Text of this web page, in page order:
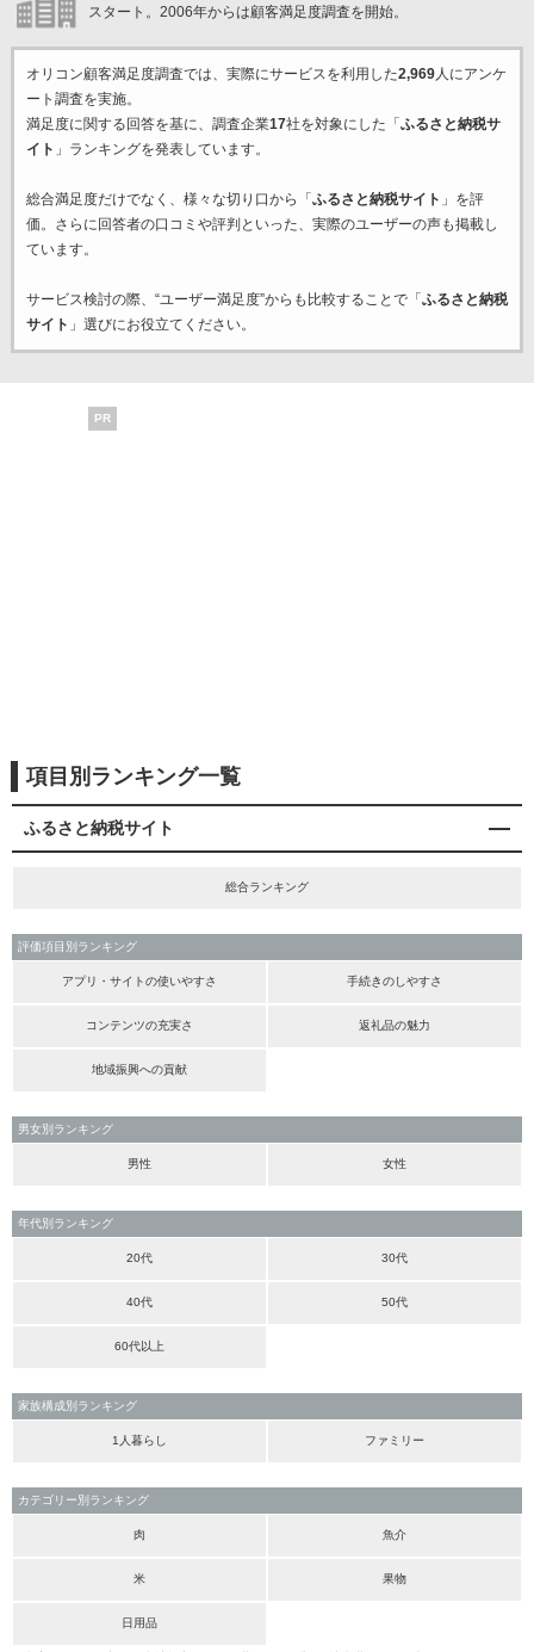
スタート。2006年からは顧客満足度調査を開始。
オリコン顧客満足度調査では、実際にサービスを利用した2,969人にアンケ
ート調査を実施。
満足度に関する回答を基に、調査企業17社を対象にした「 ふるさと納税サ
イト 」ランキングを発表しています。
総合満足度だけでなく、様々な切り口から「 ふるさと納税サイト 」を評
価。さらに回答者の口コミや評判といった、実際のユーザーの声も掲載し
ています。
サービス検討の際、“ユーザー満足度”からも比較することで「 ふるさと納税
サイト 」選びにお役立てください。
PR
項目別ランキング一覧
ふるさと納税サイト
総合ランキング
評価項目別ランキング
アプリ・サイトの使いやすさ 手続きのしやすさ
コンテンツの充実さ 返礼品の魅力
地域振興への貢献
男女別ランキング
男性 女性
年代別ランキング
20代 30代
40代 50代
60代以上
家族構成別ランキング
1人暮らし ファミリー
カテゴリー別ランキング
肉 魚介
米 果物
日用品